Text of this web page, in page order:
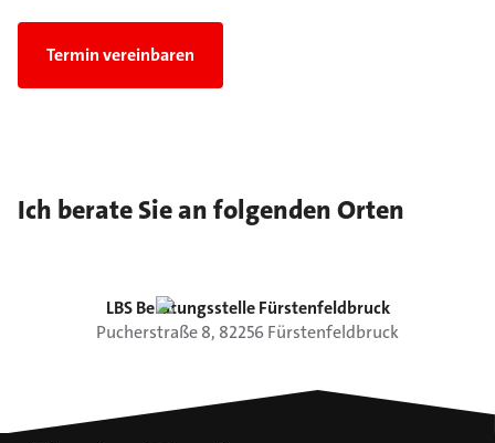
Termin vereinbaren
Ich berate Sie an folgenden Orten
LBS Beratungsstelle Fürstenfeldbruck
Pucherstraße8, 82256Fürstenfeldbruck